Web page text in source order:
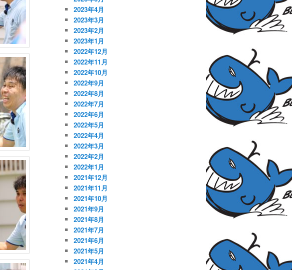
2023年4月
2023年3月
2023年2月
2023年1月
2022年12月
2022年11月
2022年10月
2022年9月
2022年8月
2022年7月
2022年6月
2022年5月
2022年4月
2022年3月
2022年2月
2022年1月
2021年12月
2021年11月
2021年10月
2021年9月
2021年8月
2021年7月
2021年6月
2021年5月
2021年4月